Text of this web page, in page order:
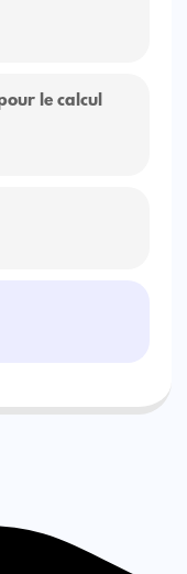
le calcul